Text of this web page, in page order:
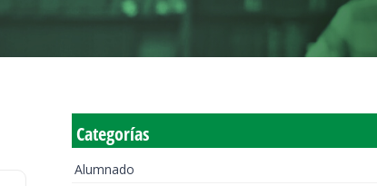
Categorías
Alumnado